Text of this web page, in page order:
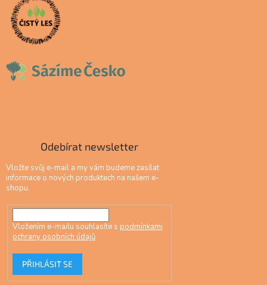
Odebírat newsletter
Vložte svůj e-mail a my vám budeme zasílat
informace o nových produktech na našem e-
shopu.
Vložením e-mailu souhlasíte s podmínkami
ochrany osobních údajů
PŘIHLÁSIT SE